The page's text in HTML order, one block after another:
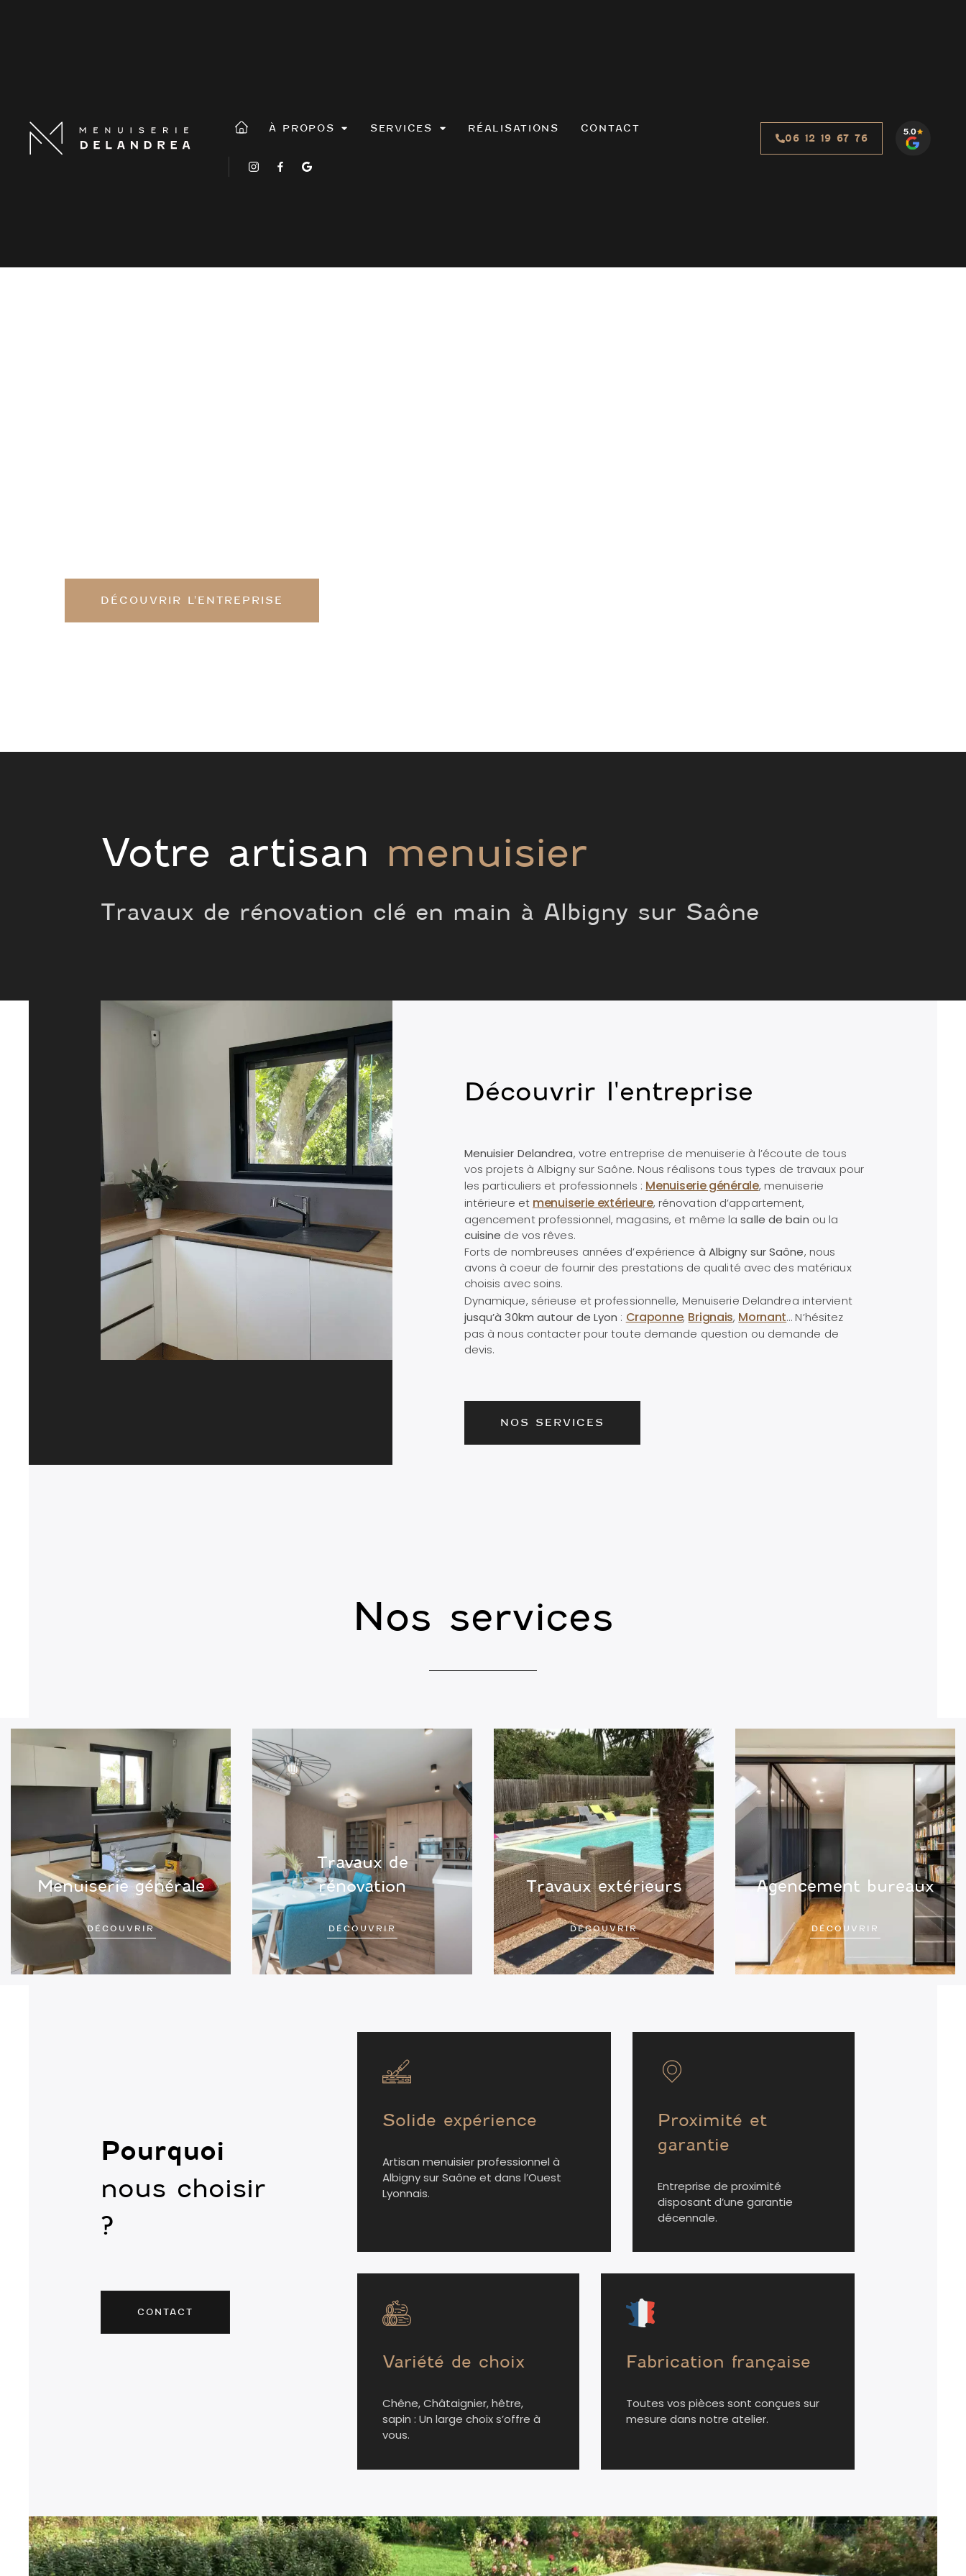
À PROPOS SERVICES RÉALISATIONS
CONTACT
06 12 19 67 76
DÉCOUVRIR L'ENTREPRISE
Votre artisan menuisier
Travaux de rénovation clé en main à Albigny sur Saône
Découvrir l'entreprise
Menuisier Delandrea, votre entreprise de menuiserie à l’écoute de tous
vos projets à Albigny sur Saône. Nous réalisons tous types de travaux pour
les particuliers et professionnels : Menuiserie générale, menuiserie
intérieure et menuiserie extérieure, rénovation d’appartement,
agencement professionnel, magasins, et même lasalle de bain ou la
cuisine de vos rêves.
Forts de nombreuses années d’expérience à Albigny sur Saône, nous
avons à coeur de fournir des prestations de qualité avec des matériaux
choisis avec soins.
Dynamique, sérieuse et professionnelle, Menuiserie Delandrea intervient
jusqu’à 30km autour de Lyon : Craponne, Brignais, Mornant… N’hésitez
pas à nous contacter pour toute demande question ou demande de
devis.
NOS SERVICES
Nos services
Menuiserie générale
DÉCOUVRIR
Travaux de
rénovation
DÉCOUVRIR
Travaux extérieurs
DÉCOUVRIR
Agencement bureaux
DÉCOUVRIR
Pourquoi
nous choisir
?
CONTACT
Solide expérience
Artisan menuisier professionnel à
Albigny sur Saône et dans l’Ouest
Lyonnais.
Proximité et
garantie
Entreprise de proximité
disposant d’une garantie
décennale.
Variété de choix
Chêne, Châtaignier, hêtre,
sapin : Un large choix s’offre à
vous.
Fabrication française
Toutes vos pièces sont conçues sur
mesure dans notre atelier.